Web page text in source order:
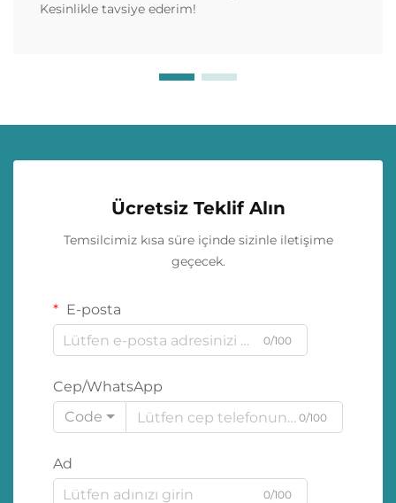
Kesinlikle tavsiye ederim!
Ücretsiz Teklif Alın
Temsilcimiz kısa süre içinde sizinle iletişime
geçecek.
E-posta
0/100
Cep/WhatsApp
Code
0/100
Ad
0/100